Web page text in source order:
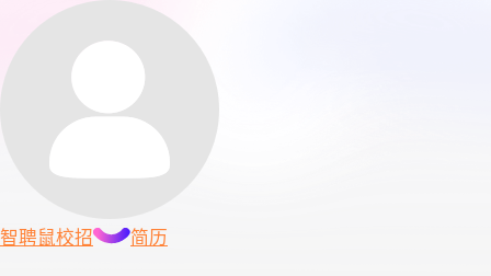
智聘鼠校招 简历